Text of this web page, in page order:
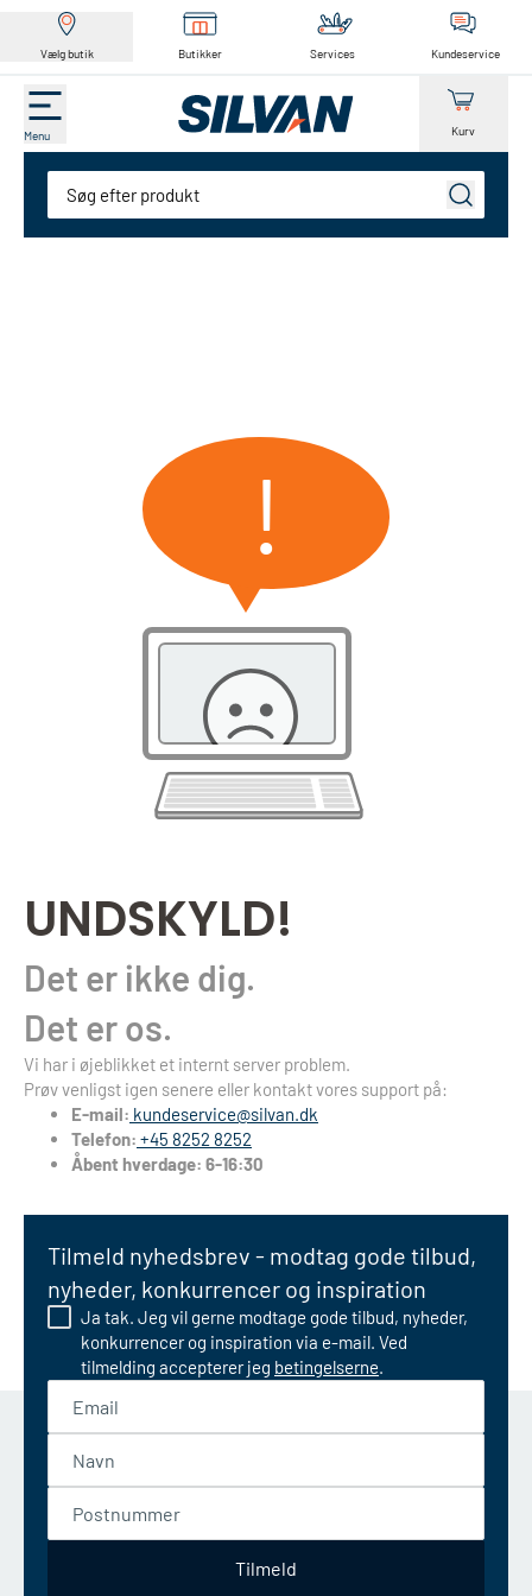
Vælg butik Butikker Services Kundeservice
Menu Kurv
Søg
UNDSKYLD!
Det er ikke dig.
Det er os.
Vi har i øjeblikket et internt server problem.
Prøv venligst igen senere eller kontakt vores support på:
E-mail: kundeservice@silvan.dk
Telefon: +45 8252 8252
Åbent hverdage: 6-16:30
!
Tilmeld nyhedsbrev - modtag gode tilbud,
nyheder, konkurrencer og inspiration
Ja tak. Jeg vil gerne modtage gode tilbud, nyheder,
konkurrencer og inspiration via e-mail. Ved
tilmelding accepterer jeg betingelserne.
Tilmeld